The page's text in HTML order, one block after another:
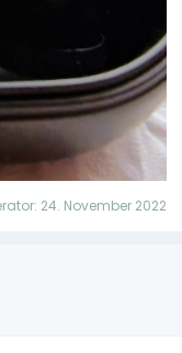
24. November 2022